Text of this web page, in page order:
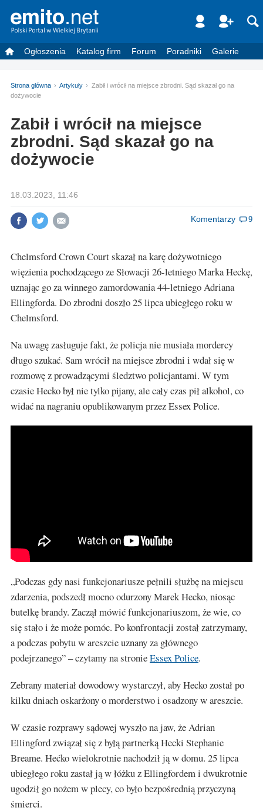
Ogłoszenia Katalog firm Forum Poradniki Galerie
Strona główna Artykuły
Zabił i wrócił na miejsce zbrodni. Sąd skazał go na
dożywocie
Zabił i wrócił na miejsce
zbrodni. Sąd skazał go na
dożywocie
18.03.2023, 11:46
Komentarzy 9
Chelmsford Crown Court skazał na karę dożywotniego
więzienia pochodzącego ze Słowacji 26-letniego Marka Heckę,
uznając go za winnego zamordowania 44-letniego Adriana
Ellingforda. Do zbrodni doszło 25 lipca ubiegłego roku w
Chelmsford.
Na uwagę zasługuje fakt, że policja nie musiała mordercy
długo szukać. Sam wrócił na miejsce zbrodni i wdał się w
rozmowę z prowadzącymi śledztwo policjantami. W tym
czasie Hecko był nie tylko pijany, ale cały czas pił alkohol, co
widać na nagraniu opublikowanym przez Essex Police.
„Podczas gdy nasi funkcjonariusze pełnili służbę na miejscu
zdarzenia, podszedł mocno odurzony Marek Hecko, niosąc
butelkę brandy. Zaczął mówić funkcjonariuszom, że wie, co
się stało i że może pomóc. Po konfrontacji został zatrzymany,
a podczas pobytu w areszcie uznany za głównego
podejrzanego” – czytamy na stronieEssex Police.
Zebrany materiał dowodowy wystarczył, aby Hecko został po
kilku dniach oskarżony o morderstwo i osadzony w areszcie.
W czasie rozprawy sądowej wyszło na jaw, że Adrian
Ellingford związał się z byłą partnerką Hecki Stephanie
Breame. Hećko wielokrotnie nachodził ją w domu. 25 lipca
ubiegłego roku zastał ją w łóżku z Ellingfordem i dwukrotnie
ugodził go nożem w plecy, co było bezpośrednią przyczyną
śmierci.